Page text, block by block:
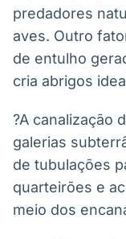
predadores
aves. Outro
de entulho
cria abrigos
?A canalização
galerias
de tubulações
quarteirões e
meio dos